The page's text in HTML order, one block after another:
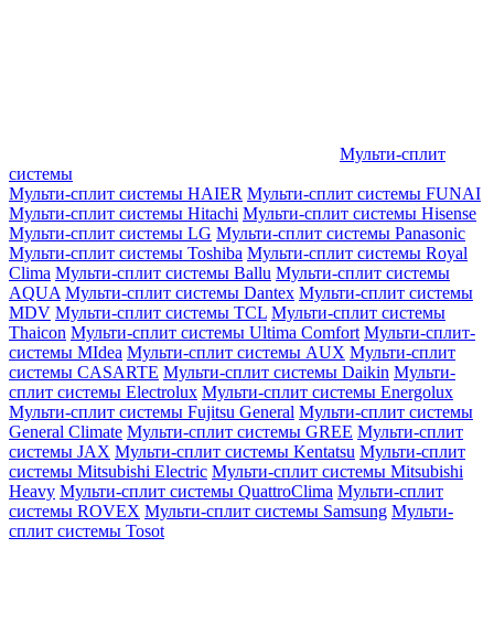
Мульти-сплит
системы
Мульти-сплит системы HAIER Мульти-сплит системы FUNAI
Мульти-сплит системы Hitachi Мульти-сплит системы Hisense
Мульти-сплит системы LG Мульти-сплит системы Panasonic
Мульти-сплит системы Toshiba Мульти-сплит системы Royal
Clima Мульти-сплит системы Ballu Мульти-сплит системы
AQUA Мульти-сплит системы Dantex Мульти-сплит системы
MDV Мульти-сплит системы TCL Мульти-сплит системы
Thaicon Мульти-сплит системы Ultima Comfort Мульти-сплит-
системы MIdea Мульти-сплит системы AUX Мульти-сплит
системы CASARTE Мульти-сплит системы Daikin Мульти-
сплит системы Electrolux Мульти-сплит системы Energolux
Мульти-сплит системы Fujitsu General Мульти-сплит системы
General Climate Мульти-сплит системы GREE Мульти-сплит
системы JAX Мульти-сплит системы Kentatsu Мульти-сплит
системы Mitsubishi Electric Мульти-сплит системы Mitsubishi
Heavy Мульти-сплит системы QuattroClima Мульти-сплит
системы ROVEX Мульти-сплит системы Samsung Мульти-
сплит системы Tosot